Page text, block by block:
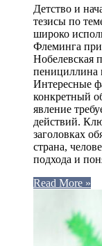
Детство и
тезисы по
широко
Флеминга
Нобелевская
пенициллина
Интересные
конкретный
явление
действий.
заголовках
страна,
подхода и
Read More »